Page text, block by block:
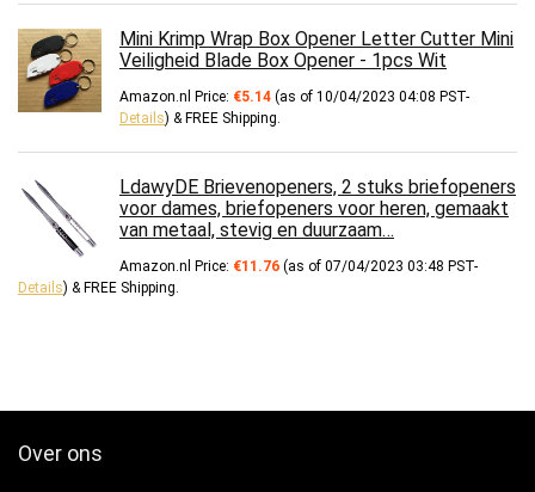
Mini Krimp Wrap Box Opener Letter Cutter Mini
Veiligheid Blade Box Opener - 1pcs Wit
Amazon.nl Price: €5.14 (as of 10/04/2023 04:08 PST-
Details) & FREE Shipping.
LdawyDE Brievenopeners, 2 stuks briefopeners
voor dames, briefopeners voor heren, gemaakt
van metaal, stevig en duurzaam…
Amazon.nl Price: €11.76 (as of 07/04/2023 03:48 PST-
Details) & FREE Shipping.
Over ons